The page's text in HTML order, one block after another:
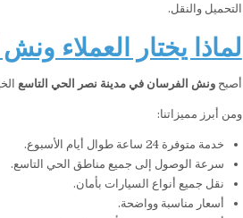
التحميل والنقل.
لماذا يختار العملاء
أصبحونش الفرسان في مدينة نصر الحي التاسع
ومن أبرز مميزاتنا:
خدمة متوفرة 24 ساعة طوال أيام الأسبوع.
سرعة الوصول إلى جميع مناطق الحي التاسع.
نقل جميع أنواع السيارات بأمان.
أسعار مناسبة وواضحة.